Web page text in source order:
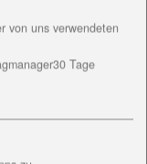
umfassende
Vorschriften in
in der
von uns verwendeten
30 Tage